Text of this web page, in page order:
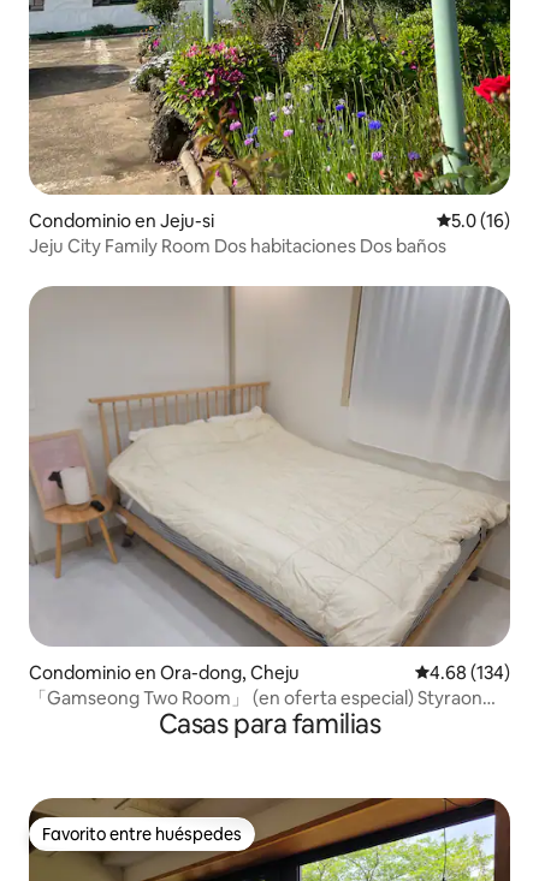
Condominio en Jeju-si Calificación
5.0 (16)
Jeju City Family Room Dos habitaciones Dos baños
Condominio en Ora-dong, Cheju Calificación
4.68 (134)
「Gamseong Two Room」 (en oferta especial) Styraon
#A 10 minutos del aeropuerto de Jeju#Estadio
polideportivo. A poca distancia a pie de la terminal#Juego
Casas para familias
Favorito entre huéspedes
Favorito entre huéspedes